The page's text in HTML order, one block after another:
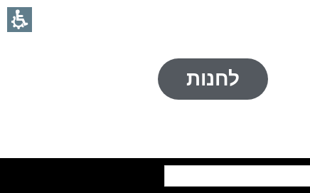
לחנות